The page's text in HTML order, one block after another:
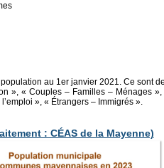
au 1er janvier 2021. Ce sont
», « Couples – Familles – Ménages »,
», « Étrangers – Immigrés ».
: CÉAS de la Mayenne)